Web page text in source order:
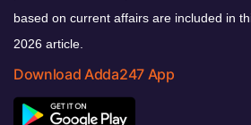
based on current affairs are included in
2026 article.
Download Adda247 App